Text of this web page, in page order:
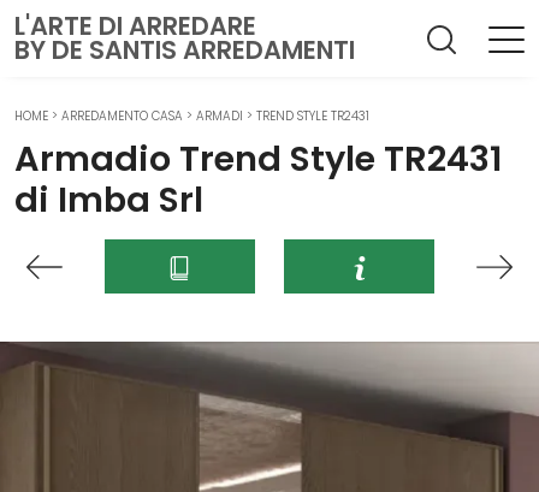
L'ARTE DI ARREDARE
BY DE SANTIS ARREDAMENTI
HOME > ARREDAMENTO CASA > ARMADI > TREND STYLE TR2431
Armadio Trend Style TR2431
di Imba Srl